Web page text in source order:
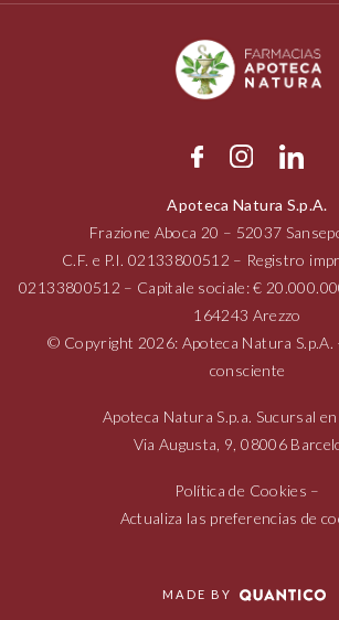
Apoteca Natura S.p.A.
Frazione Aboca 20 – 52037
C.F. e P.I.02133800512 – Registro
02133800512 – Capitale sociale: €
164243 Arezzo
© Copyright 2026: Apoteca Natura S.p.A.
consciente
Apoteca Natura S.p.a. Sucursal
Via Augusta, 9, 08006
Política de Cookies –
Actualiza las preferencias de
MADE BY